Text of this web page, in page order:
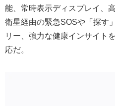
能、常時表示ディスプレイ、
衛星経由の緊急SOSや「探す
リー、強力な健康インサイト
応だ。